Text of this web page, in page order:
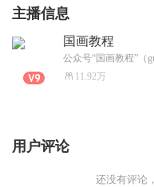
主播信息
国画教程
11.92万
用户评论
还没有评论